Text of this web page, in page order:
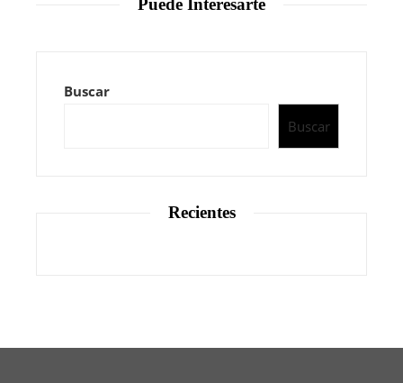
Puede Interesarte
Buscar
Buscar
Recientes